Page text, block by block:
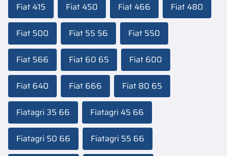
Fiat 415 Fiat 450 Fiat 466 Fiat 480
Fiat 500 Fiat 55 56 Fiat 550
Fiat 566 Fiat 60 65 Fiat 600
Fiat 640 Fiat 666 Fiat 80 65
Fiatagri 35 66 Fiatagri 45 66
Fiatagri 50 66 Fiatagri 55 66